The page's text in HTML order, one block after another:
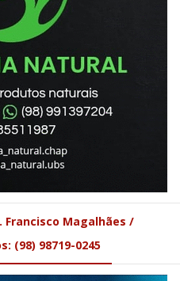
Francisco Magalhães /
(98) 98719-0245